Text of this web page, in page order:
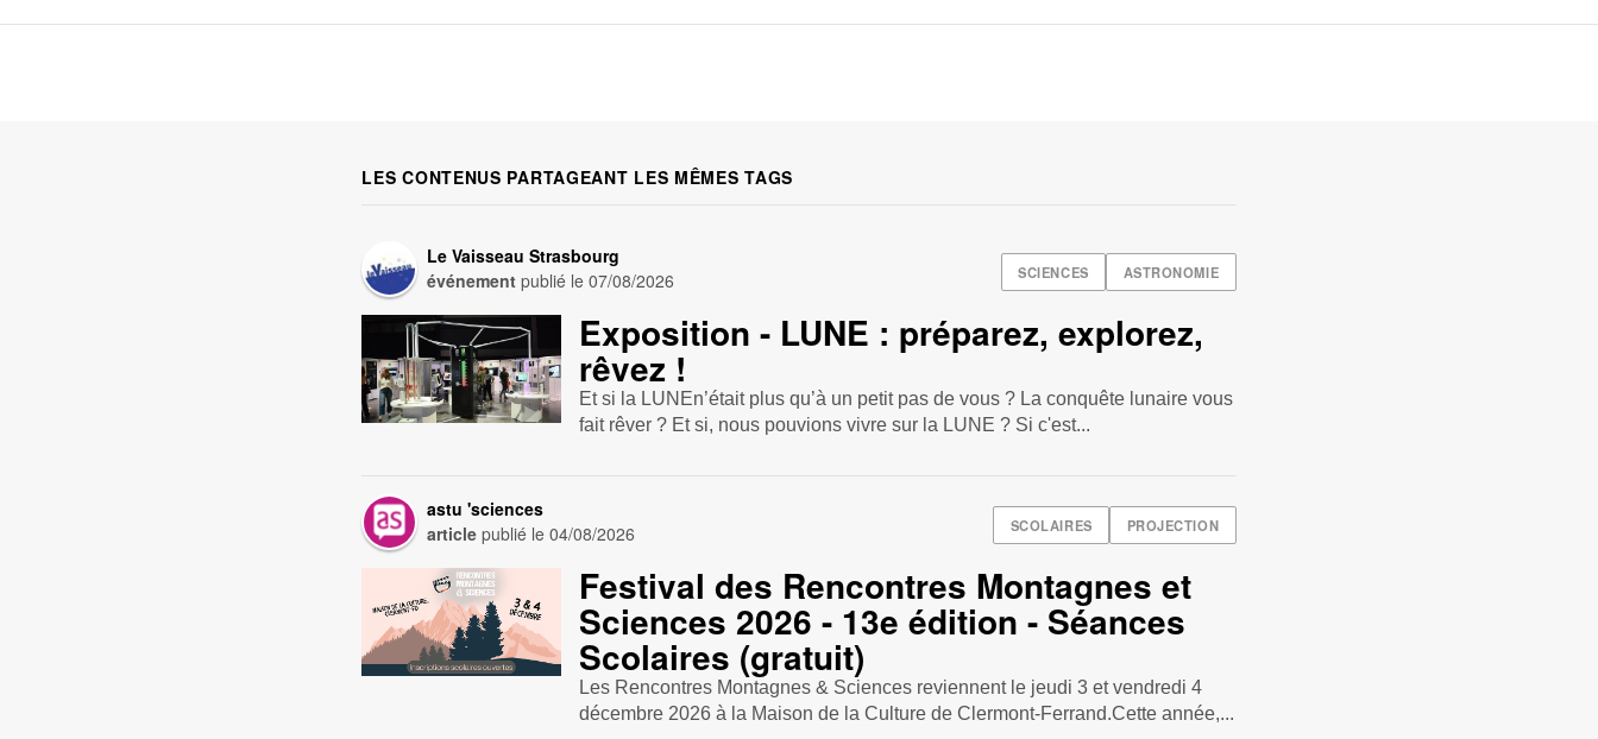
LES CONTENUS PARTAGEANT LES MÊMES TAGS
SCIENCES ASTRONOMIE
Le Vaisseau Strasbourg
événement publié le07/08/2026
Exposition - LUNE : préparez, explorez,
rêvez !
Et si la LUNEn’était plus qu’à un petit pas de vous ? La conquête lunaire vous
fait rêver ? Et si, nous pouvions vivre sur la LUNE ? Si c'est...
SCOLAIRES PROJECTION
astu 'sciences
article publié le04/08/2026
Festival des Rencontres Montagnes et
Sciences 2026 - 13e édition - Séances
Scolaires (gratuit)
Les Rencontres Montagnes & Sciences reviennent le jeudi 3 et vendredi 4
décembre 2026 à la Maison de la Culture de Clermont-Ferrand.Cette année,...